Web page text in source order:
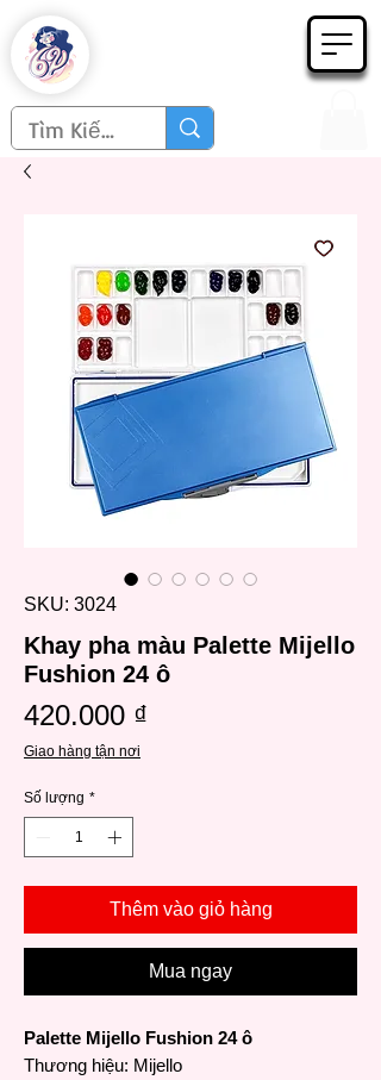
SKU: 3024
Khay pha màu Palette Mijello
Fushion 24 ô
420.000 ₫
Giao hàng tận nơi
Số lượng *
Thêm vào giỏ hàng
Mua ngay
Palette Mijello Fushion 24 ô
Thương hiệu: Mijello